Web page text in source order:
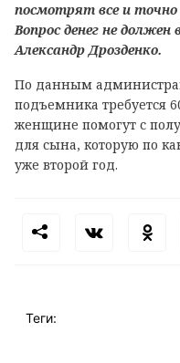
посмотрят все и
Вопрос денег не
Александр Дрозденко.
По данным
подъемника требуется
женщине помогут с
для сына, которую по
уже второй год.
Теги: